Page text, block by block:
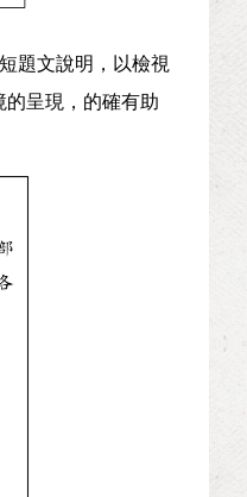
題文說明，以檢視
的呈現，的確有助